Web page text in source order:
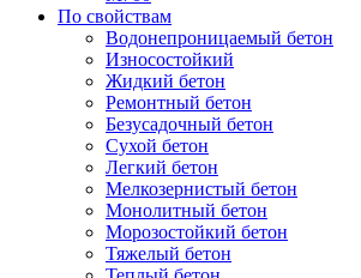
По свойствам
Водонепроницаемый бетон
Износостойкий
Жидкий бетон
Ремонтный бетон
Безусадочный бетон
Сухой бетон
Легкий бетон
Мелкозернистый бетон
Монолитный бетон
Морозостойкий бетон
Тяжелый бетон